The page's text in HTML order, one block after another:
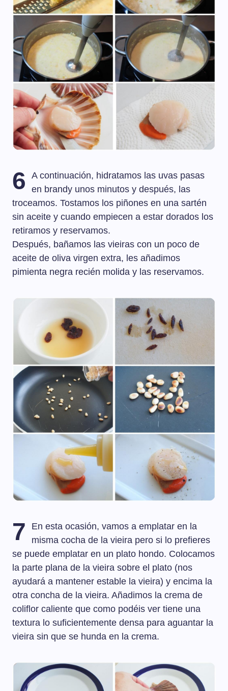
6
A continuación, hidratamos las uvas pasas
en brandy unos minutos y después, las
troceamos. Tostamos los piñones en una sartén
sin aceite y cuando empiecen a estar dorados los
retiramos y reservamos.
Después, bañamos las vieiras con un poco de
aceite de oliva virgen extra, les añadimos
pimienta negra recién molida y las reservamos.
7
En esta ocasión, vamos a emplatar en la
misma cocha de la vieira pero si lo prefieres
se puede emplatar en un plato hondo. Colocamos
la parte plana de la vieira sobre el plato (nos
ayudará a mantener estable la vieira) y encima la
otra concha de la vieira. Añadimos la crema de
coliflor caliente que como podéis ver tiene una
textura lo suficientemente densa para aguantar la
vieira sin que se hunda en la crema.